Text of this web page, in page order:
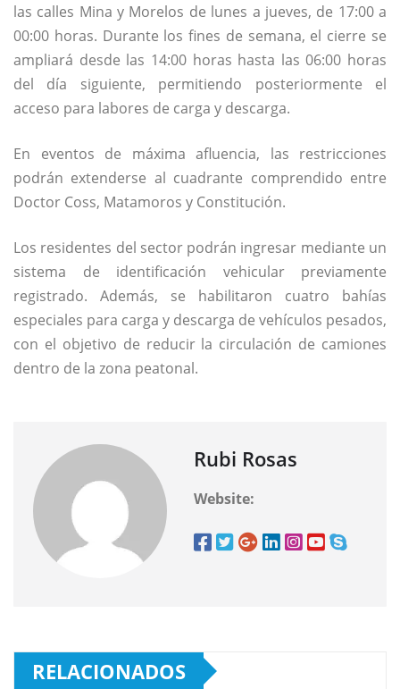
las calles Mina y Morelos de lunes a jueves, de 17:00 a
00:00 horas. Durante los fines de semana, el cierre se
ampliará desde las 14:00 horas hasta las 06:00 horas
del día siguiente, permitiendo posteriormente el
acceso para labores de carga y descarga.
En eventos de máxima afluencia, las restricciones
podrán extenderse al cuadrante comprendido entre
Doctor Coss, Matamoros y Constitución.
Los residentes del sector podrán ingresar mediante un
sistema de identificación vehicular previamente
registrado. Además, se habilitaron cuatro bahías
especiales para carga y descarga de vehículos pesados,
con el objetivo de reducir la circulación de camiones
dentro de la zona peatonal.
Rubi Rosas
Website:
RELACIONADOS